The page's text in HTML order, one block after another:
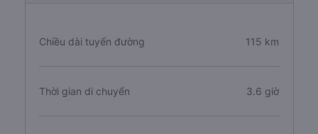
Chiều dài tuyến đường 115 km
Thời gian di chuyển 3.6 giờ